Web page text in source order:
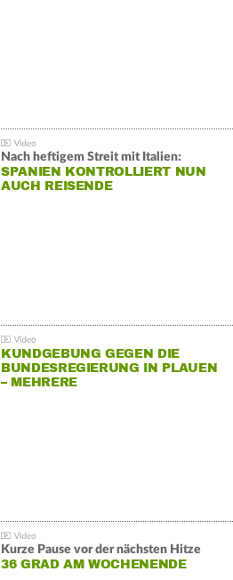
Nach heftigem Streit mit Italien:
SPANIEN KONTROLLIERT NUN
AUCH REISENDE
KUNDGEBUNG GEGEN DIE
BUNDESREGIERUNG IN PLAUEN
– MEHRERE
Kurze Pause vor der nächsten Hitze
36 GRAD AM WOCHENENDE